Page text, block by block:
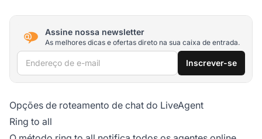
Assine nossa newsletter
As melhores dicas e ofertas direto na sua caixa de entrada.
Endereço de e-mail Inscrever-se
Opções de roteamento de chat do LiveAgent
Ring to all